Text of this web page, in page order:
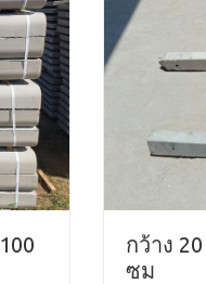
กว้าง
ซม